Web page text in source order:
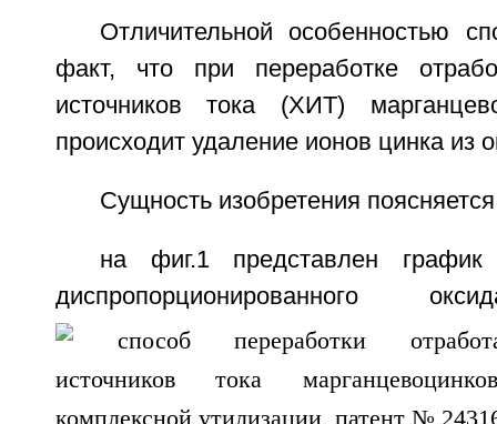
Отличительной особенностью
факт, что при переработке
источников тока (ХИТ)
происходит удаление ионов цинка из
Сущность изобретения
на фиг.1 представлен график
диспропорционированного